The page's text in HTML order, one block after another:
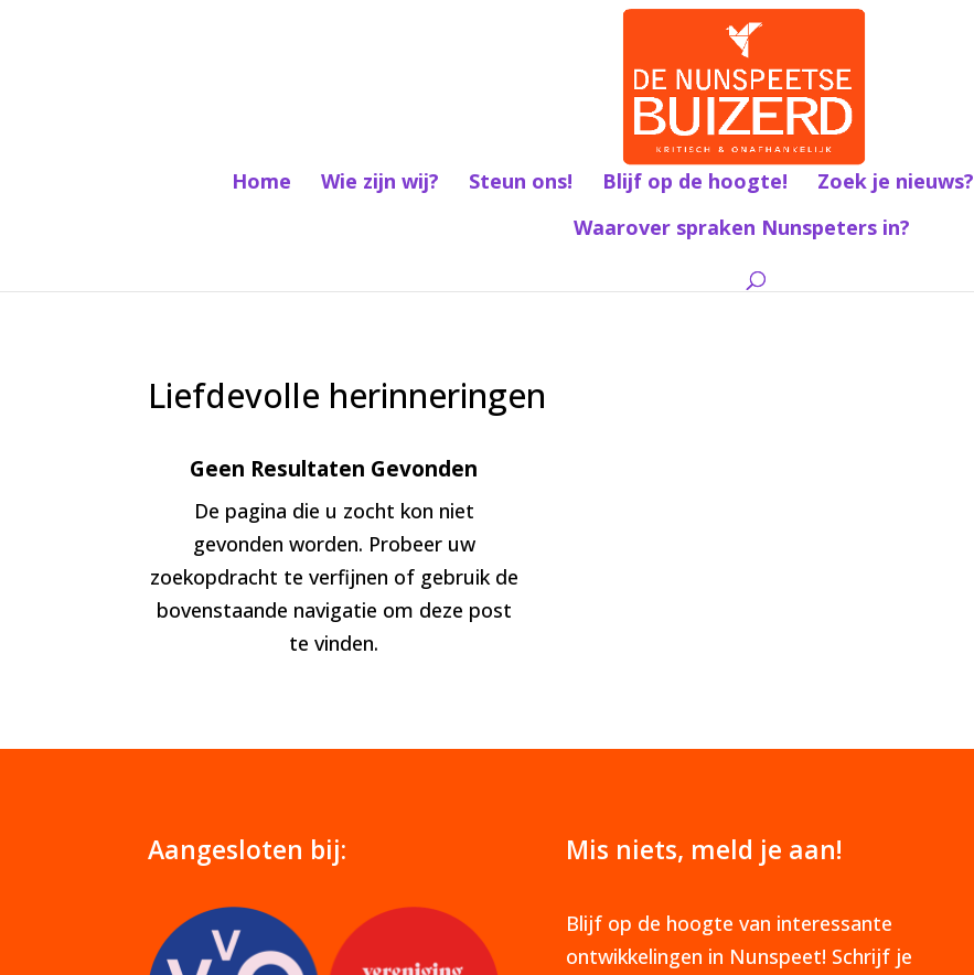
Home Wie zijn wij? Steun ons! Blijf op de hoogte! Zoek je nieuws?
Waarover spraken Nunspeters in?
Liefdevolle herinneringen
Geen Resultaten Gevonden
De pagina die u zocht kon niet
gevonden worden. Probeer uw
zoekopdracht te verfijnen of gebruik de
bovenstaande navigatie om deze post
te vinden.
Aangesloten bij: Mis niets, meld je aan!
Blijf op de hoogte van interessante
ontwikkelingen in Nunspeet! Schrijf je